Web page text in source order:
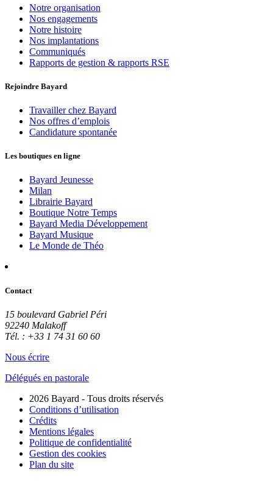
Notre organisation
Nos engagements
Notre histoire
Nos implantations
Communiqués
Rapports de gestion & rapports RSE
Rejoindre Bayard
Travailler chez Bayard
Nos offres d’emplois
Candidature spontanée
Les boutiques en ligne
Bayard Jeunesse
Milan
Librairie Bayard
Boutique Notre Temps
Bayard Media Développement
Bayard Musique
Le Monde de Théo
Contact
15 boulevard Gabriel Péri
92240 Malakoff
Tél. : +33 1 74 31 60 60
Nous écrire
Délégués en pastorale
2026 Bayard - Tous droits réservés
Conditions d’utilisation
Crédits
Mentions légales
Politique de confidentialité
Gestion des cookies
Plan du site